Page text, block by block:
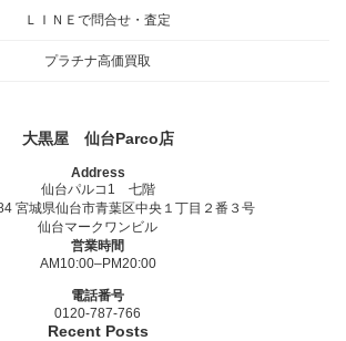
ＬＩＮＥで問合せ・査定
プラチナ高価買取
大黒屋 仙台Parco店
Address
仙台パルコ1 七階
宮城県仙台市青葉区中央１丁目２番３号
仙台マークワンビル
営業時間
AM10:00–PM20:00
電話番号
0120-787-766
Recent Posts